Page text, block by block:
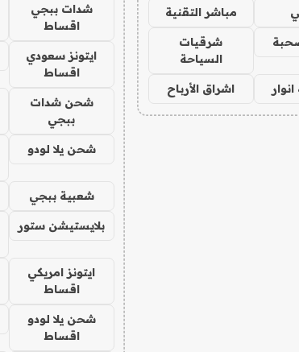
مباشر التقنية
شرقيات
السياحة
اشراق الأرباح
شدات ببجي
اقساط
ايتونز سعودي
اقساط
شحن شدات
ببجي
شحن يلا لودو
شعبية ببجي
بلايستيشن ستور
ايتونز امريكي
اقساط
شحن يلا لودو
اقساط